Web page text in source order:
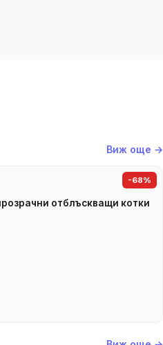
Виж още →
-68%
отблъскващи котки